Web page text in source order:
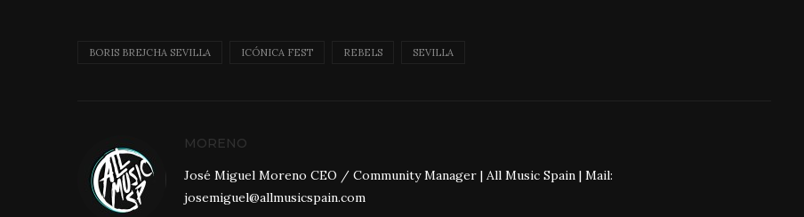
BORIS BREJCHA SEVILLA ICÓNICA FEST REBELS SEVILLA
MORENO
José Miguel Moreno CEO / Community Manager | All Music Spain | Mail:
josemiguel@allmusicspain.com